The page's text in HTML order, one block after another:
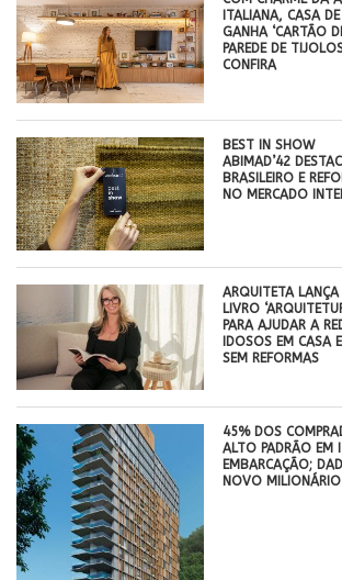
ITALIANA, CASA
GANHA ‘CARTÃO
PAREDE DE
CONFIRA
BEST IN SHOW
ABIMAD’42
BRASILEIRO E
NO MERCADO
ARQUITETA LANÇA
LIVRO
PARA AJUDAR A
IDOSOS EM CASA
SEM REFORMAS
45% DOS
ALTO PADRÃO EM
EMBARCAÇÃO;
NOVO